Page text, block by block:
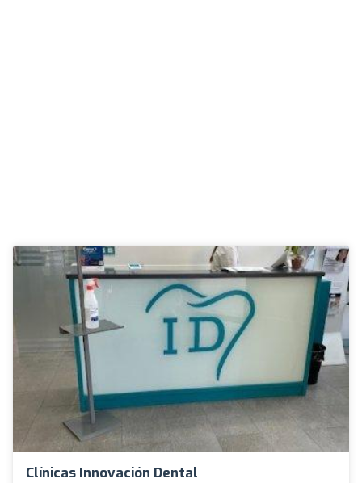
Clínicas Innovación Dental